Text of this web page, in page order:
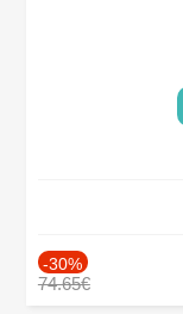
-30%
74.65€